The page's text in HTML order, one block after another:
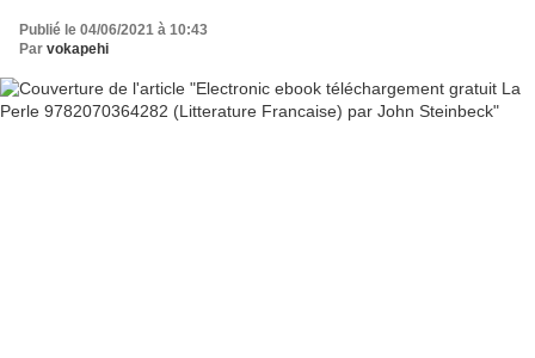
Publié le 04/06/2021 à 10:43
Par vokapehi